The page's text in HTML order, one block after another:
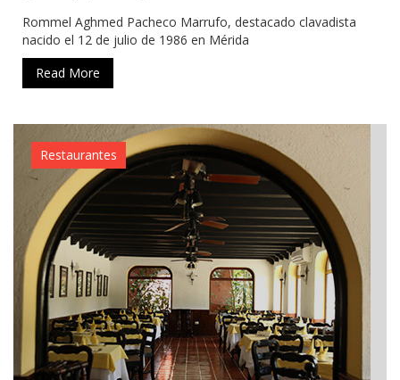
Rommel Aghmed Pacheco Marrufo, destacado clavadista
nacido el 12 de julio de 1986 en Mérida
Read More
Restaurantes